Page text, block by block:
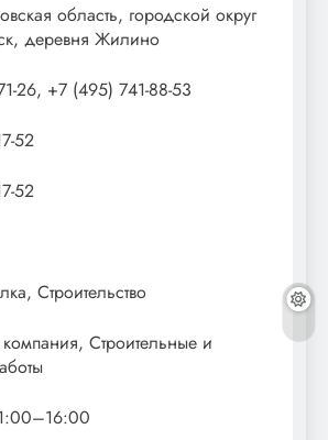
область, городской округ
деревня Жилино
26, +7 (495) 741-88-53
52
52
Строительство
Строительные и